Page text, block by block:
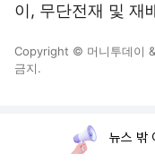
이, 무단전재 및 재
Copyright © 머니투데이
금지.
뉴스 밖